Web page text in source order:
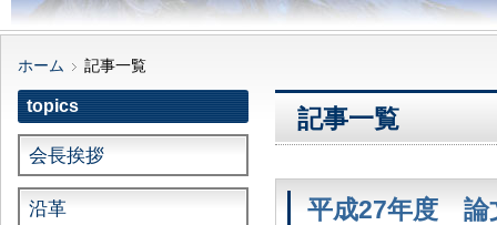
ホーム 記事一覧
記事一覧
平成27年度 論
topics
会長挨拶
沿革